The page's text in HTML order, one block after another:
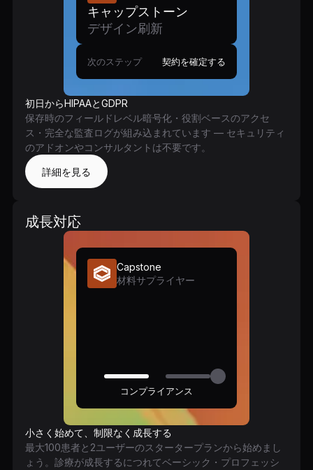
キャップストーン
デザイン刷新
次のステップ 契約を確定する
初日からHIPAAとGDPR
保存時のフィールドレベル暗号化・役割ベースのアクセ
ス・完全な監査ログが組み込まれています — セキュリティ
のアドオンやコンサルタントは不要です。
詳細を見る
成長対応
Capstone
材料サプライヤー
コンプライアンス
小さく始めて、制限なく成長する
最大100患者と2ユーザーのスタータープランから始めまし
ょう。診療が成長するにつれてベーシック・プロフェッシ